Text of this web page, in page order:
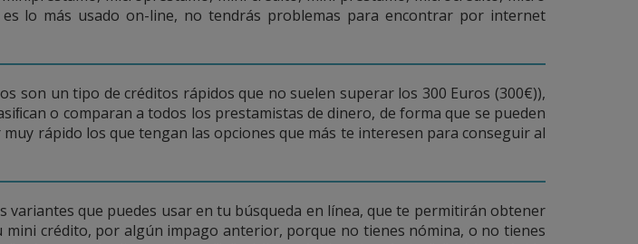
lo más usado on-line, no tendrás problemas para encontrar por internet
son un tipo de créditos rápidos que no suelen superar los 300 Euros (300€)),
o comparan a todos los prestamistas de dinero, de forma que se pueden
rápido los que tengan las opciones que más te interesen para conseguir al
que puedes usar en tu búsqueda en línea, que te permitirán obtener
crédito, por algún impago anterior, porque no tienes nómina, o no tienes